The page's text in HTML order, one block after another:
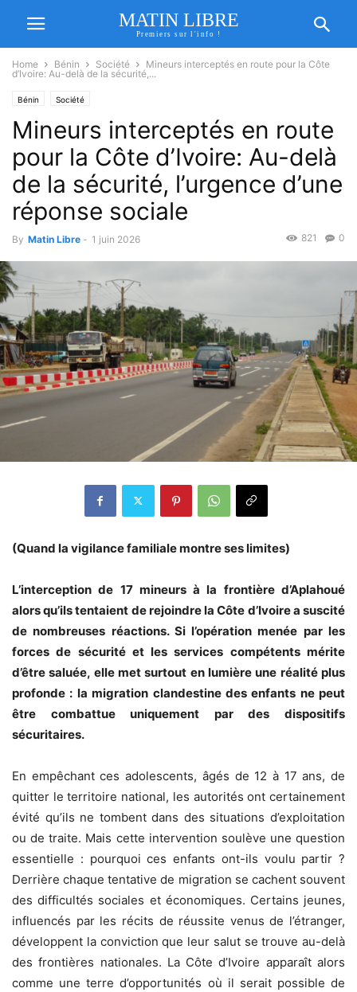
MATIN LIBRE
Premiers sur l'info !
Home Bénin Société
Mineurs interceptés en route pour la Côte
d’Ivoire: Au-delà de la sécurité,...
Bénin Société
Mineurs interceptés en route
pour la Côte d’Ivoire: Au-delà
de la sécurité, l’urgence d’une
réponse sociale
By Matin Libre - 1 juin 2026 0
821
(Quand la vigilance familiale montre ses limites)
L’interception de 17 mineurs à la frontière d’Aplahoué
alors qu’ils tentaient de rejoindre la Côte d’Ivoire a suscité
de nombreuses réactions. Si l’opération menée par les
forces de sécurité et les services compétents mérite
d’être saluée, elle met surtout en lumière une réalité plus
profonde : la migration clandestine des enfants ne peut
être combattue uniquement par des dispositifs
sécuritaires.
En empêchant ces adolescents, âgés de 12 à 17 ans, de
quitter le territoire national, les autorités ont certainement
évité qu’ils ne tombent dans des situations d’exploitation
ou de traite. Mais cette intervention soulève une question
essentielle : pourquoi ces enfants ont-ils voulu partir ?
Derrière chaque tentative de migration se cachent souvent
des difficultés sociales et économiques. Certains jeunes,
influencés par les récits de réussite venus de l’étranger,
développent la conviction que leur salut se trouve au-delà
des frontières nationales. La Côte d’Ivoire apparaît alors
comme une terre d’opportunités où il serait possible de